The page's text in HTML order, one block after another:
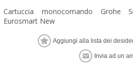
Cartuccia monocomando Grohe
Eurosmart New